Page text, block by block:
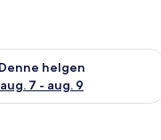
Denne helgen
aug. 7 - aug. 9
for denne